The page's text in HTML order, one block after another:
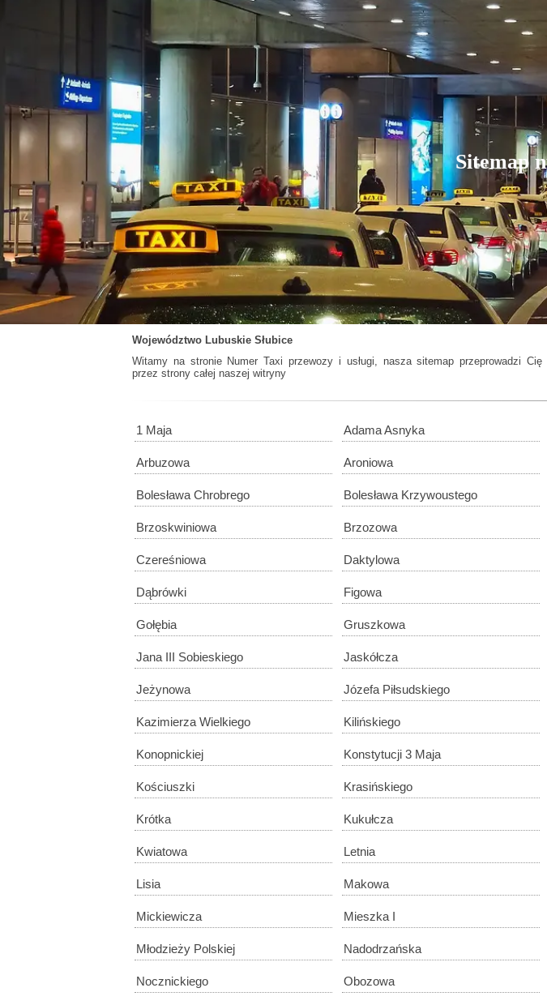
Sitemap
Województwo Lubuskie Słubice
Witamy na stronie Numer Taxi przewozy i usługi, nasza sitemap przeprowadzi Cię
przez strony całej naszej witryny
1 Maja Adama Asnyka
Arbuzowa Aroniowa
Bolesława Chrobrego Bolesława Krzywoustego
Brzoskwiniowa Brzozowa
Czereśniowa Daktylowa
Dąbrówki Figowa
Gołębia Gruszkowa
Jana III Sobieskiego Jaskółcza
Jeżynowa Józefa Piłsudskiego
Kazimierza Wielkiego Kilińskiego
Konopnickiej Konstytucji 3 Maja
Kościuszki Krasińskiego
Krótka Kukułcza
Kwiatowa Letnia
Lisia Makowa
Mickiewicza Mieszka I
Młodzieży Polskiej Nadodrzańska
Nocznickiego Obozowa